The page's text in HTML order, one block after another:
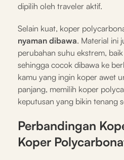
dipilih oleh traveler aktif.
Selain kuat, koper
nyaman dibawa. Material ini
perubahan suhu ekstrem,
sehingga cocok dibawa ke
kamu yang ingin koper awet
panjang, memilih koper
keputusan yang bikin tenang
Perbandingan
Koper